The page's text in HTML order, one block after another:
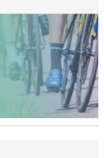
specificità"